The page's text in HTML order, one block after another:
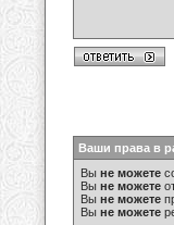
Ваши права в
Вы не можете
Вы не можете
Вы не можете
Вы не можете